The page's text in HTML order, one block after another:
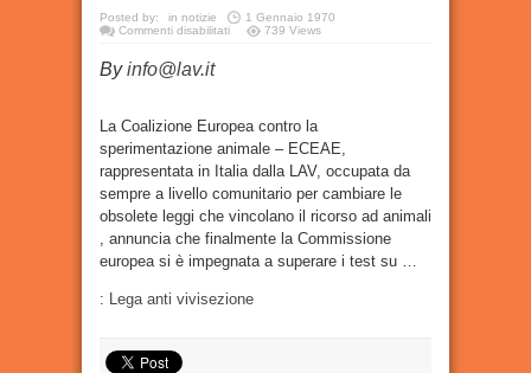
Posted by: in notizie
1 Gennaio 1970
Commenti disabilitatisu
conigli:
18.000
da
salvare
739 Views
Byinfo@lav.it
La Coalizione Europea contro la
sperimentazione animale – ECEAE,
rappresentata in Italia dalla LAV, occupata da
sempre a livello comunitario per cambiare le
obsolete leggi che vincolano il ricorso ad animali
, annuncia che finalmente la Commissione
europea si è impegnata a superare i test su …
: Lega anti vivisezione